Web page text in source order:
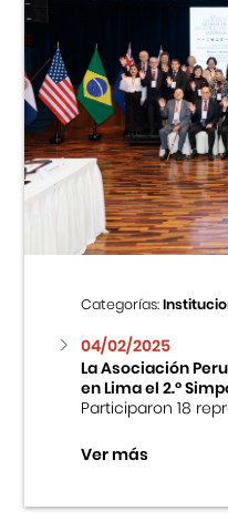
Categorías:
04/02/2025
La Asociación
en Lima el 2.º
Participaron 18
Ver más